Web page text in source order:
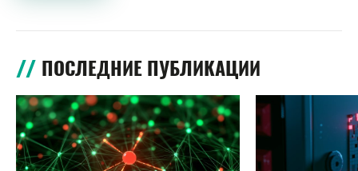
ПОСЛЕДНИЕ ПУБЛИКАЦИИ